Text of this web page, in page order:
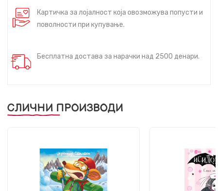
Картичка за лојалност која овозможува попусти и
поволности при купување.
Бесплатна достава за нарачки над 2500 денари.
СЛИЧНИ ПРОИЗВОДИ